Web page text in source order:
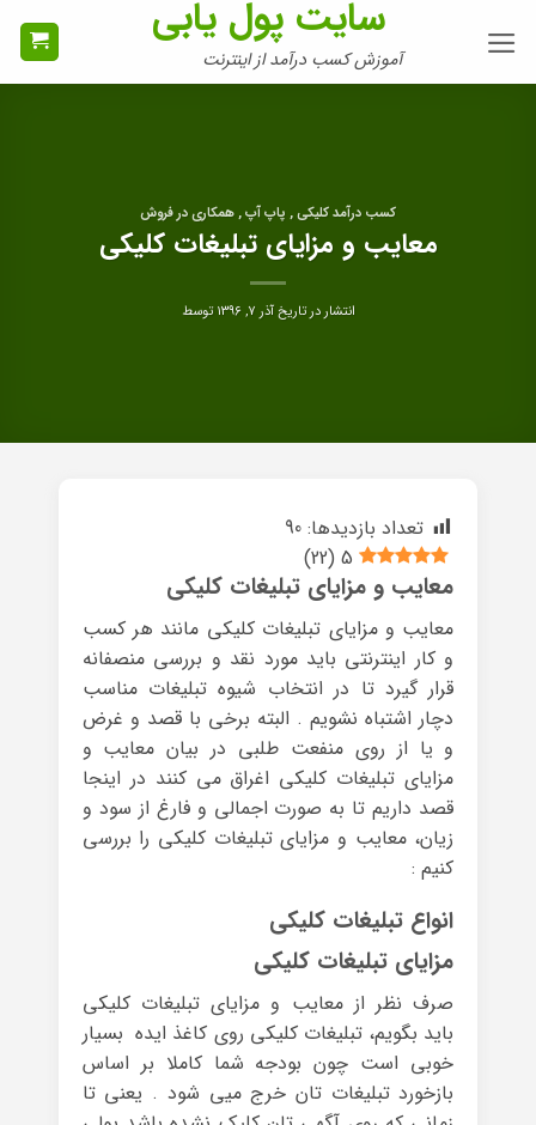
سایت پول یابی
آموزش کسب درآمد از اینترنت
کسب درآمد کلیکی , پاپ آپ , همکاری در فروش
معایب و مزایای تبلیغات کلیکی
انتشار در تاریخآذر ۷, ۱۳۹۶ توسط
تعداد بازدیدها: 90
5
(
22
)
معایب و مزایای تبلیغات کلیکی
معایب و مزایای تبلیغات کلیکی مانند هر کسب
و کار اینترنتی باید مورد نقد و بررسی منصفانه
قرار گیرد تا در انتخاب شیوه تبلیغات مناسب
دچار اشتباه نشویم . البته برخی با قصد و غرض
و یا از روی منفعت طلبی در بیان معایب و
مزایای تبلیغات کلیکی اغراق می کنند در اینجا
قصد داریم تا به صورت اجمالی و فارغ از سود و
زیان، معایب و مزایای تبلیغات کلیکی را بررسی
کنیم :
انواع تبلیغات کلیکی
مزایای تبلیغات کلیکی
صرف نظر از معایب و مزایای تبلیغات کلیکی
باید بگویم، تبلیغات کلیکی روی کاغذ ایده بسیار
خوبی است چون بودجه شما کاملا بر اساس
بازخورد تبلیغات تان خرج میی شود . یعنی تا